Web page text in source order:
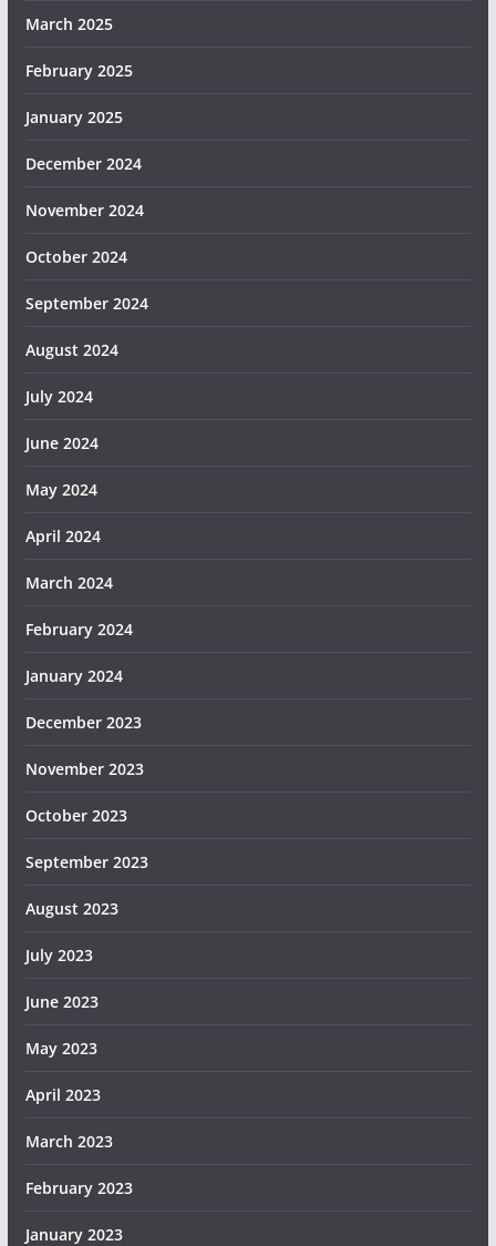
March 2025
February 2025
January 2025
December 2024
November 2024
October 2024
September 2024
August 2024
July 2024
June 2024
May 2024
April 2024
March 2024
February 2024
January 2024
December 2023
November 2023
October 2023
September 2023
August 2023
July 2023
June 2023
May 2023
April 2023
March 2023
February 2023
January 2023